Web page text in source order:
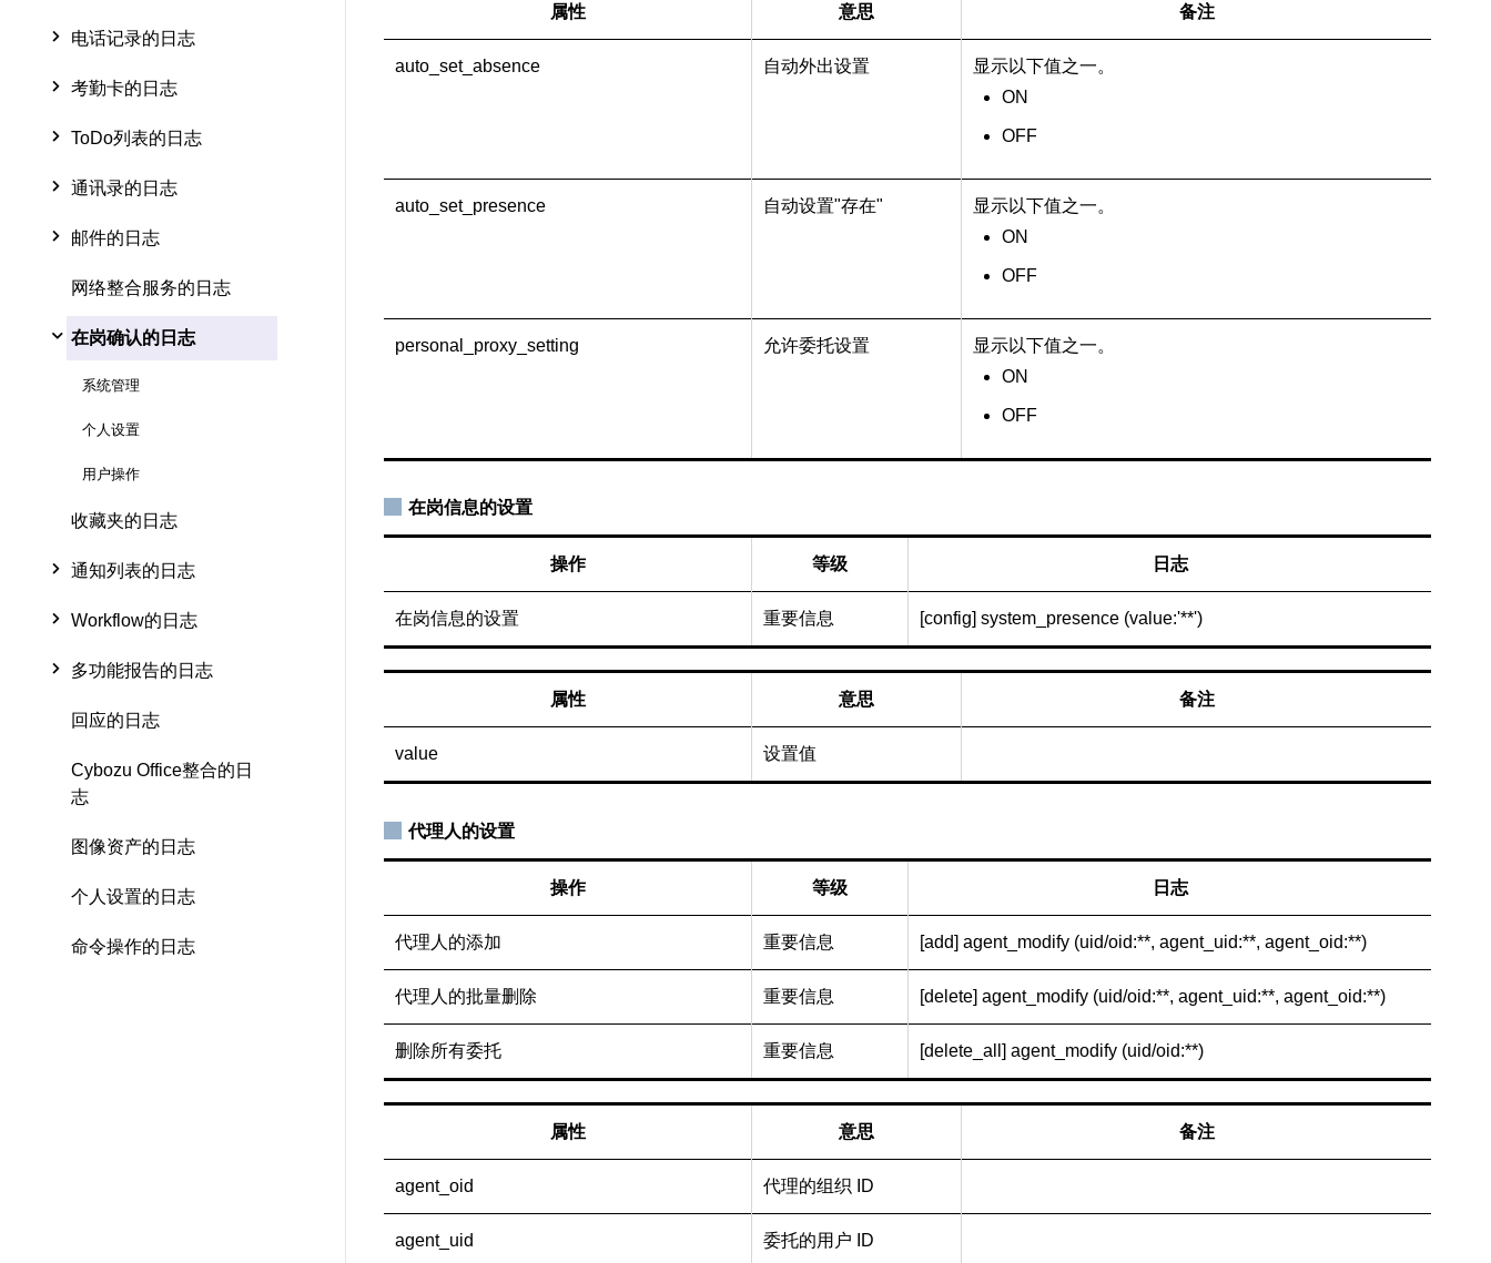
电话记录的日志
考勤卡的日志
ToDo列表的日志
通讯录的日志
邮件的日志
网络整合服务的日志
在岗确认的日志
系统管理
个人设置
用户操作
收藏夹的日志
通知列表的日志
Workflow的日志
多功能报告的日志
回应的日志
Cybozu Office整合的日
志
图像资产的日志
个人设置的日志
命令操作的日志
属性 意思 备注
auto_set_absence 自动外出设置
显示以下值之一。
ON
OFF
auto_set_presence 自动设置"存在"
显示以下值之一。
ON
OFF
personal_proxy_setting 允许委托设置
显示以下值之一。
ON
OFF
在岗信息的设置
操作 等级 日志
在岗信息的设置 重要信息 [config] system_presence (value:'**')
属性 意思 备注
value 设置值
代理人的设置
操作 等级 日志
代理人的添加 重要信息 [add] agent_modify (uid/oid:**, agent_uid:**, agent_oid:**)
代理人的批量删除 重要信息 [delete] agent_modify (uid/oid:**, agent_uid:**, agent_oid:**)
删除所有委托 重要信息 [delete_all] agent_modify (uid/oid:**)
属性 意思 备注
agent_oid 代理的组织 ID
agent_uid 委托的用户 ID